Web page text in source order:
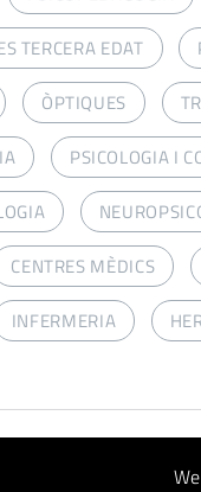
TERCERA EDAT
ÒPTIQUES
PSICOLOGIA I
CENTRES MÈDICS
INFERMERIA